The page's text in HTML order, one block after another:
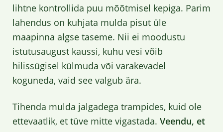
lihtne kontrollida puu mõõtmisel kepiga. Parim
lahendus on kuhjata mulda pisut üle
maapinna algse taseme. Nii ei moodustu
istutusaugust kaussi, kuhu vesi võib
hilissügisel külmuda või varakevadel
koguneda, vaid see valgub ära.
Tihenda mulda jalgadega trampides, kuid ole
ettevaatlik, et tüve mitte vigastada. Veendu, et